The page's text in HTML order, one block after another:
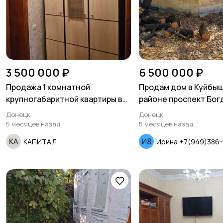
3 500 000 ₽
Продажа 1 комнатной
крупногабаритной квартиры в
Киевском районе ориентираяк.
Донецк
5 месяцев назад
КАПИТАЛ
6 500 000 ₽
Продам дом в
районе проспект
Хмельницкого
Донецк
5 месяцев назад
Ирина